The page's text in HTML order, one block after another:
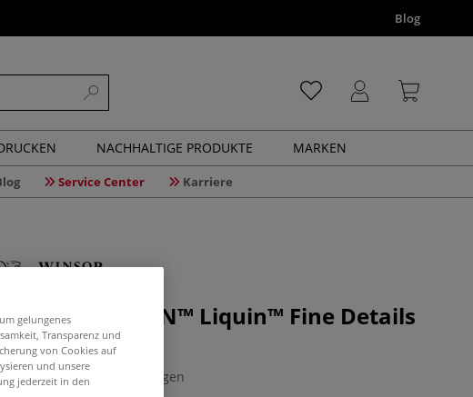
Blog
NACHHALTIGE PRODUKTE MARKEN
Service Center Karriere
& NEWTON™ Liquin™ Fine Details
3 Bewertungen
gelungenes
Transparenz und
von Cookies auf
und unsere
jederzeit in den